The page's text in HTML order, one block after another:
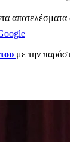
αποτελέσματα
με την